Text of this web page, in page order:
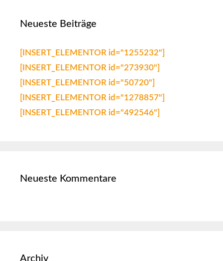
Neueste Beiträge
[INSERT_ELEMENTOR id="1255232"]
[INSERT_ELEMENTOR id="273930"]
[INSERT_ELEMENTOR id="50720"]
[INSERT_ELEMENTOR id="1278857"]
[INSERT_ELEMENTOR id="492546"]
Neueste Kommentare
Archiv